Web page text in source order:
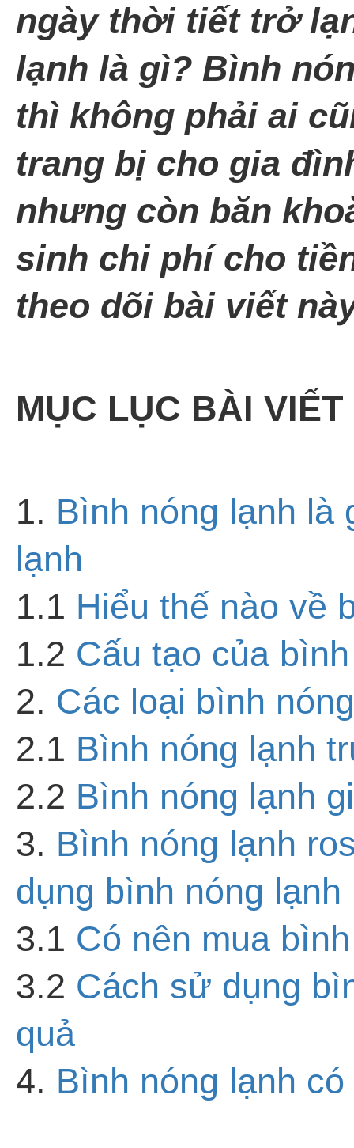
ngày thời tiết trở
lạnh là gì? Bình
thì không phải ai
trang bị cho gia
nhưng còn băn
sinh chi phí cho
theo dõi bài viết
MỤC LỤC BÀI VIẾT
1. Bình nóng lạnh là
lạnh
1.1 Hiểu thế nào về
1.2 Cấu tạo của
2. Các loại bình
2.1 Bình nóng lạnh
2.2 Bình nóng lạnh
3. Bình nóng lạnh
dụng bình nóng lạnh
3.1 Có nên mua
3.2 Cách sử dụng
quả
4. Bình nóng lạnh